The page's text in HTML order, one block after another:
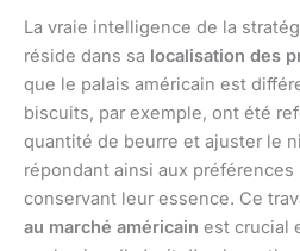
La vraie intelligence de la
réside dans sa localisation des
que le palais américain est
biscuits, par exemple, ont été
quantité de beurre et ajuster le
répondant ainsi aux
conservant leur essence. Ce
au marché américain est crucial